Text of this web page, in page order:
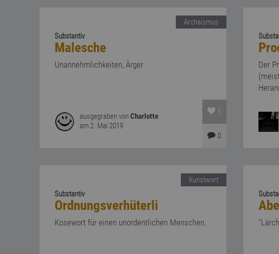
Archaismus
Substantiv
Malesche
Unannehmlichkeiten, Ärger
ausgegraben von Charlotte
am 2. Mai 2019
5
0
Der
Kunstwort
Substantiv
Ordnungsverhüterli
Kosewort für einen unordentlichen Menschen.